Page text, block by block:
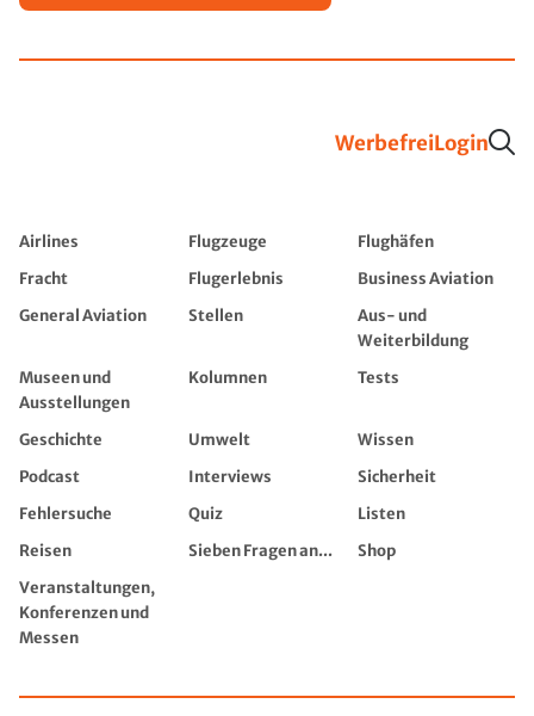
WerbefreiLogin
Airlines Flugzeuge
Flughäfen
Fracht
Flugerlebnis
Business Aviation
General Aviation
Stellen
Aus- und
Weiterbildung
Museen und
Ausstellungen
Kolumnen Tests
Geschichte Umwelt
Wissen
Podcast
Interviews
Sicherheit
Fehlersuche
Quiz
Listen
Reisen
Sieben Fragen an...
Shop
Veranstaltungen,
Konferenzen und
Messen